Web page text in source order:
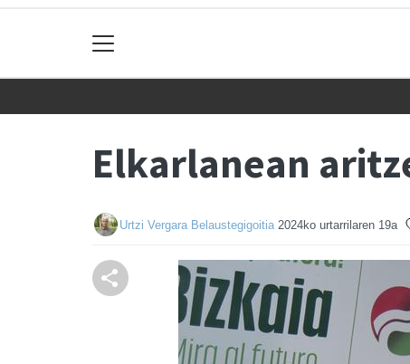
Elkarlanean
Urtzi Vergara Belaustegigoitia 2024ko urtarrilaren 19a